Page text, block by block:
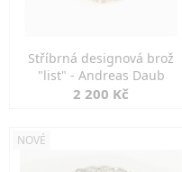
Stříbrná designová brož
"list" - Andreas Daub
2 200 Kč
NOVÉ